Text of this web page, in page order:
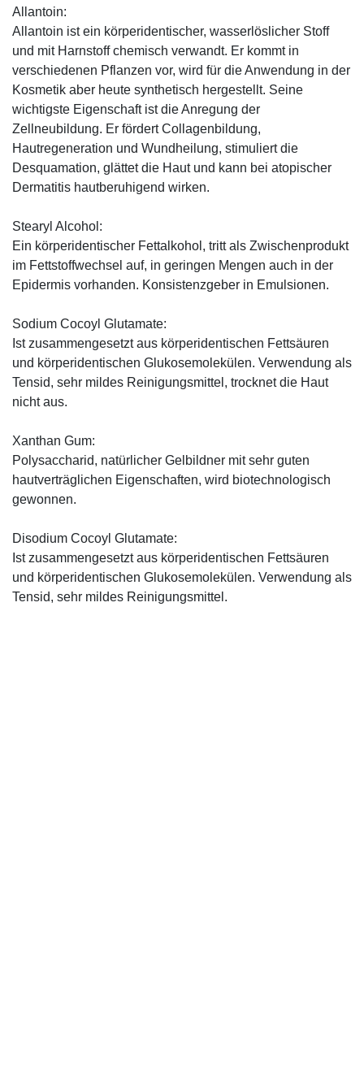
Allantoin:
Allantoin ist ein körperidentischer, wasserlöslicher Stoff
und mit Harnstoff chemisch verwandt. Er kommt in
verschiedenen Pflanzen vor, wird für die Anwendung in der
Kosmetik aber heute synthetisch hergestellt. Seine
wichtigste Eigenschaft ist die Anregung der
Zellneubildung. Er fördert Collagenbildung,
Hautregeneration und Wundheilung, stimuliert die
Desquamation, glättet die Haut und kann bei atopischer
Dermatitis hautberuhigend wirken.
Stearyl Alcohol:
Ein körperidentischer Fettalkohol, tritt als Zwischenprodukt
im Fettstoffwechsel auf, in geringen Mengen auch in der
Epidermis vorhanden. Konsistenzgeber in Emulsionen.
Sodium Cocoyl Glutamate:
Ist zusammengesetzt aus körperidentischen Fettsäuren
und körperidentischen Glu­kosemolekülen. Verwendung als
Tensid, sehr mildes Reinigungsmittel, trocknet die Haut
nicht aus.
Xanthan Gum:
Polysaccharid, natürlicher Gelbildner mit sehr guten
hautverträglichen Eigenschaften, wird biotechnologisch
gewonnen.
Disodium Cocoyl Glutamate:
Ist zusammengesetzt aus körperidentischen Fettsäuren
und körperidentischen Glukosemolekülen. Verwendung als
Tensid, sehr mildes Reinigungsmittel.